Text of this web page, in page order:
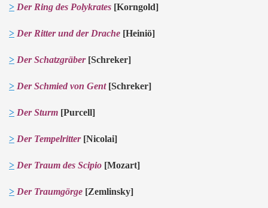
> Der Ring des Polykrates [Korngold]
> Der Ritter und der Drache [Heiniö]
> Der Schatzgräber [Schreker]
> Der Schmied von Gent[Schreker]
> Der Sturm [Purcell]
> Der Tempelritter [Nicolai]
> Der Traum des Scipio [Mozart]
> Der Traumgörge [Zemlinsky]